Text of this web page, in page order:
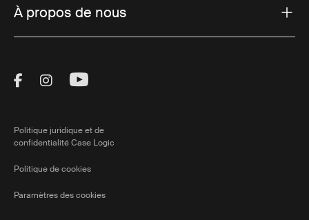
À propos de nous
Visit Thule on Facebook (external link)
Visit Thule on Instagram (external link)
Visit Thule on Youtube (external
Politique juridique et de
confidentialité Case Logic
Politique de cookies
Paramètres des cookies